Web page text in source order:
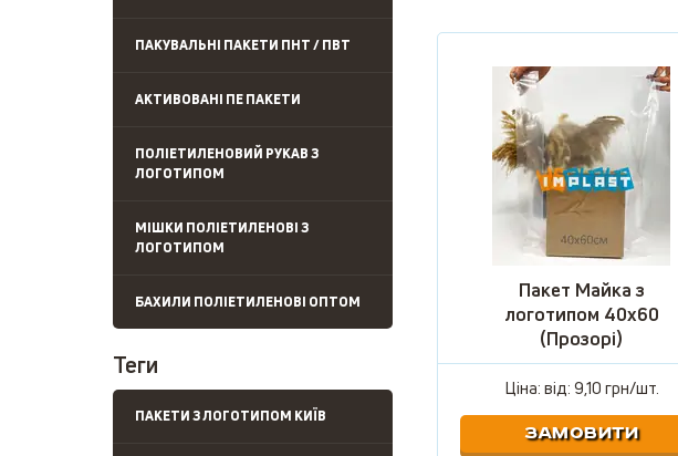
ПАКУВАЛЬНІ ПАКЕТИ ПНТ / ПВТ
АКТИВОВАНІ ПЕ ПАКЕТИ
ПОЛІЕТИЛЕНОВИЙ РУКАВ З
ЛОГОТИПОМ
МІШКИ ПОЛІЕТИЛЕНОВІ З
ЛОГОТИПОМ
БАХИЛИ ПОЛІЕТИЛЕНОВІ ОПТОМ
Теги
ПАКЕТИ З ЛОГОТИПОМ КИЇВ
Пакет Майка з
логотипом 40х60
(Прозорі)
Ціна: від:9,10 грн/шт.
ЗАМОВИТИ